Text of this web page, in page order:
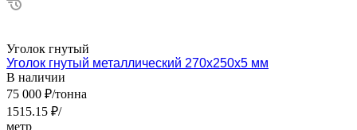
Уголок гнутый
Уголок гнутый металлический 270х250х5 мм
В наличии
75 000 ₽/тонна
1515.15 ₽/
метр